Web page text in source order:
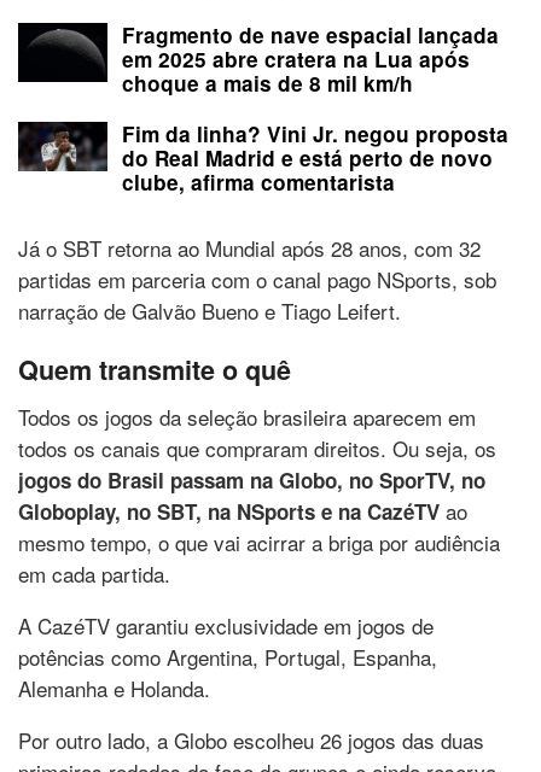
Fragmento de nave espacial lançada
em 2025 abre cratera na Lua após
choque a mais de 8 mil km/h
Fim da linha? Vini Jr. negou proposta
do Real Madrid e está perto de novo
clube, afirma comentarista
Já o SBT retorna ao Mundial após 28 anos, com 32
partidas em parceria com o canal pago NSports, sob
narração de Galvão Bueno e Tiago Leifert.
Quem transmite o quê
Todos os jogos da seleção brasileira aparecem em
todos os canais que compraram direitos. Ou seja, os
jogos do Brasil passam na Globo, no SporTV, no
Globoplay, no SBT, na NSports e na CazéTV ao
mesmo tempo, o que vai acirrar a briga por audiência
em cada partida.
A CazéTV garantiu exclusividade em jogos de
potências como Argentina, Portugal, Espanha,
Alemanha e Holanda.
Por outro lado, a Globo escolheu 26 jogos das duas